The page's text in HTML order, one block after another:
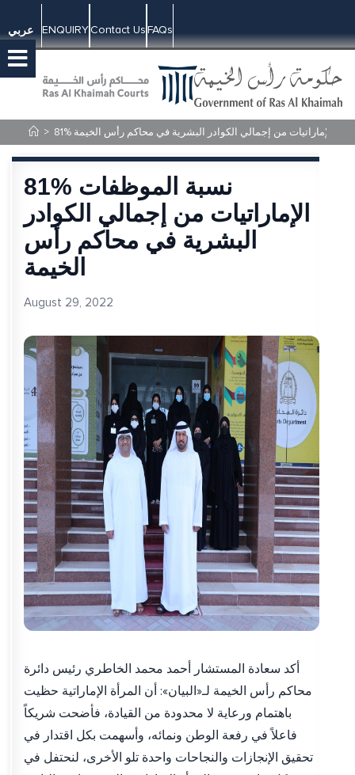
عربي ENQUIRYContact UsFAQs
> الإماراتيات من إجمالي الكوادر البشرية في محاكم رأس الخيمة
81% نسبة الموظفات
الإماراتيات من إجمالي الكوادر
البشرية في محاكم رأس
الخيمة
August 29, 2022
أكد سعادة المستشار أحمد محمد الخاطري رئيس دائرة
محاكم رأس الخيمة لـ«البيان»: أن المرأة الإماراتية حظيت
باهتمام ورعاية لا محدودة من القيادة، فأضحت شريكاً
فاعلاً في رفعة الوطن ونمائه، وأسهمت بكل اقتدار في
تحقيق الإنجازات والنجاحات واحدة تلو الأخرى، لنحتفل في